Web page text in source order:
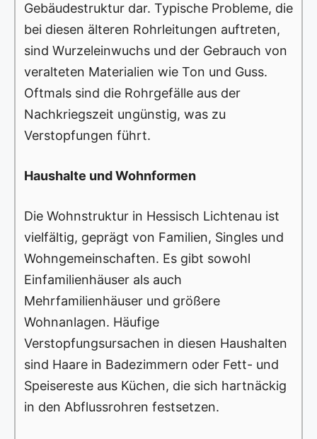
Gebäudestruktur dar. Typische Probleme, die
bei diesen älteren Rohrleitungen auftreten,
sind Wurzeleinwuchs und der Gebrauch von
veralteten Materialien wie Ton und Guss.
Oftmals sind die Rohrgefälle aus der
Nachkriegszeit ungünstig, was zu
Verstopfungen führt.
Haushalte und Wohnformen
Die Wohnstruktur in Hessisch Lichtenau ist
vielfältig, geprägt von Familien, Singles und
Wohngemeinschaften. Es gibt sowohl
Einfamilienhäuser als auch
Mehrfamilienhäuser und größere
Wohnanlagen. Häufige
Verstopfungsursachen in diesen Haushalten
sind Haare in Badezimmern oder Fett- und
Speisereste aus Küchen, die sich hartnäckig
in den Abflussrohren festsetzen.